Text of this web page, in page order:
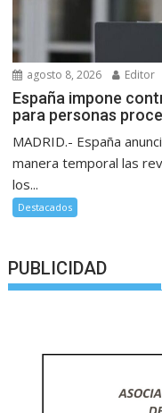
agosto 8, 2026 Editor
España impone
para personas
MADRID.- España
manera temporal las
los...
Destacados
PUBLICIDAD